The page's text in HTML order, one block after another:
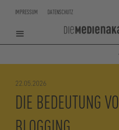
IMPRESSUM DATENSCHUTZ
22.05.2026
DIE BEDEUTUNG